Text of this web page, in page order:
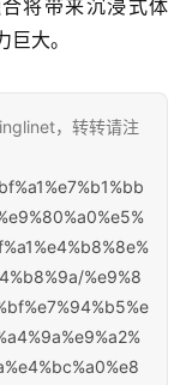
将带来沉浸式体
大。
，转转请注
%e9%8